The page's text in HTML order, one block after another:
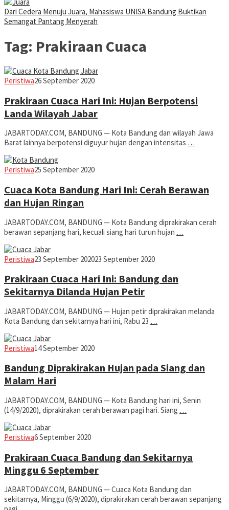
Dari Cedera Menuju Juara, Mahasiswa UNISA Bandung Buktikan
Semangat Pantang Menyerah
Tag: Prakiraan Cuaca
PeristiwaJabar
26 September 2020
Prakiraan Cuaca Hari Ini: Hujan Berpotensi
Landa Wilayah Jabar
JABARTODAY.COM, BANDUNG — Kota Bandung dan wilayah Jawa
Barat lainnya berpotensi diguyur hujan dengan intensitas …
PeristiwaJabar
25 September 2020
Cuaca Kota Bandung Hari Ini: Cerah Berawan
dan Hujan Ringan
JABARTODAY.COM, BANDUNG — Kota Bandung diprakirakan cerah
berawan sepanjang hari, kecuali siang hari turun hujan …
PeristiwaJabar
23 September 202023 September 2020
Prakiraan Cuaca Hari Ini: Bandung dan
Sekitarnya Dilanda Hujan Petir
JABARTODAY.COM, BANDUNG — Hujan petir diprakirakan melanda
Kota Bandung dan sekitarnya hari ini, Rabu 23 …
PeristiwaJabar
14 September 2020
Bandung Diprakirakan Hujan pada Siang dan
Malam Hari
JABARTODAY.COM, BANDUNG — Kota Bandung hari ini, Senin
(14/9/2020), diprakirakan cerah berawan pagi hari. Siang …
PeristiwaJabar
6 September 2020
Prakiraan Cuaca Bandung dan Sekitarnya
Minggu 6 September
JABARTODAY.COM, BANDUNG — Cuaca Kota Bandung dan
sekitarnya, Minggu (6/9/2020), diprakirakan cerah berawan sepanjang